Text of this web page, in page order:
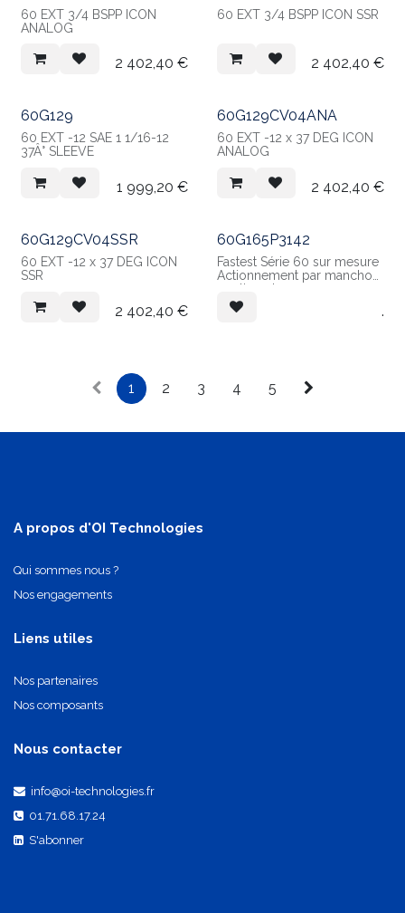
60 EXT 3/4 BSPP ICON
ANALOG
2 402,40 €
60 EXT 3/4 BSPP ICON SSR
2 402,40 €
60G129
60 EXT -12 SAE 1 1/16-12
37Â° SLEEVE
1 999,20 €
60G129CV04ANA
60 EXT -12 x 37 DEG ICON
ANALOG
2 402,40 €
60G129CV04SSR
60 EXT -12 x 37 DEG ICON
SSR
2 402,40 €
60G165P3142
Fastest Série 60 sur mesure
Actionnement par manchon
coulissant
Conçeption pour la
connexion sur un raccord
Nitrile / Néoprène
Raccordement d'entrée
.
1 2 3 4 5
A propos d'OI Technologies
Qui sommes nous ?
Nos engagements
Liens utiles
Nos partenaires
Nos composants
Nous contacter
info@oi-technologies.fr
01.71.68.17.24
S'abonner